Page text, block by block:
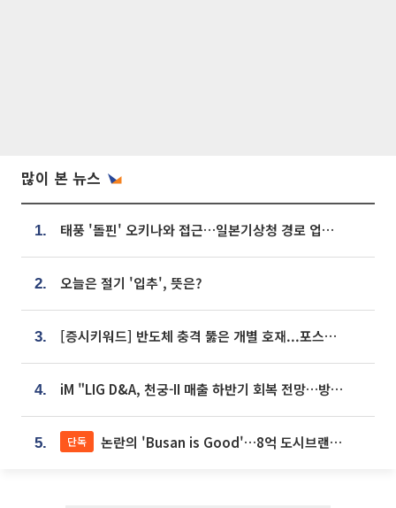
많이 본 뉴스
1. 태풍 '돌핀' 오키나와 접근…일본기상청 경로 업데이트
2. 오늘은 절기 '입추', 뜻은?
3. [증시키워드] 반도체 충격 뚫은 개별 호재...포스코퓨처엠·에코프로·한화솔루션 '눈길'
4. iM "LIG D&A, 천궁-II 매출 하반기 회복 전망…방산 톱픽 유지"
5. 단독 논란의 'Busan is Good'…8억 도시브랜드, 용산 대통령실 CI 업체가 수행